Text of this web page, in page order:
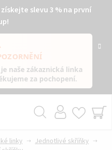
slevu 3 % na první
je naše zákaznická linka
za pochopení.
linky
Jednotlivé skříňky